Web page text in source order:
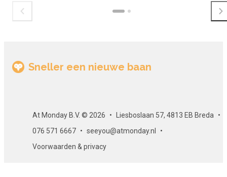
Sneller een nieuwe baan
At Monday B.V. © 2026
Liesboslaan 57, 4813 EB Breda
076 571 6667
seeyou@atmonday.nl
Voorwaarden & privacy